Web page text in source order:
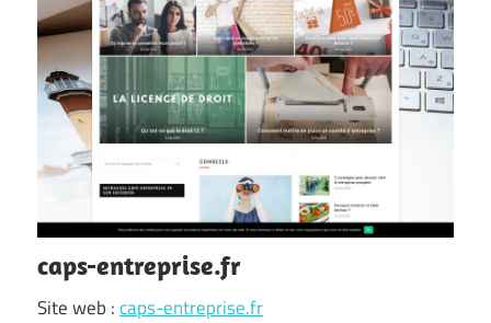
caps-entreprise.fr
Site web :caps-entreprise.fr